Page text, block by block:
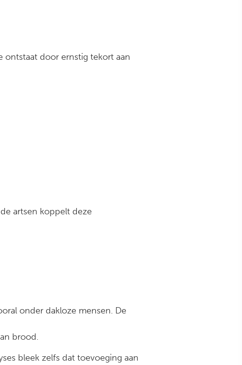
ontstaat door ernstig tekort aan
artsen koppelt deze
onder dakloze mensen. De
brood.
bleek zelfs dat toevoeging aan